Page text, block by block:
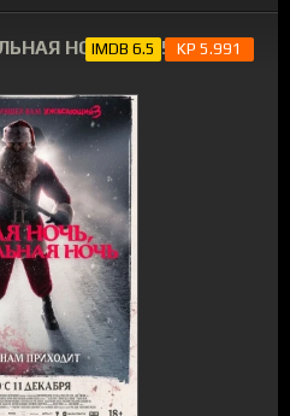
НОЧЬ (2025)
IMDB 6.5 KP 5.991